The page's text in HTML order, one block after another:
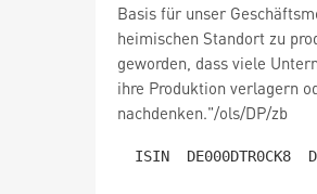
Basis für unser
heimischen Standort zu
geworden, dass viele
ihre Produktion verlagern
nachdenken."/ols/DP/zb